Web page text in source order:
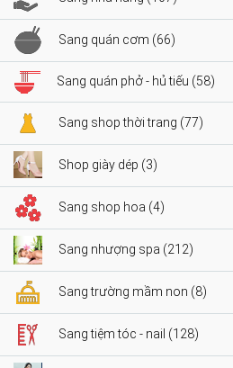
Sang quán cơm (66)
Sang quán phở - hủ tiếu (58)
Sang shop thời trang (77)
Shop giày dép (3)
Sang shop hoa (4)
Sang nhượng spa (212)
Sang trường mầm non (8)
Sang tiệm tóc - nail (128)